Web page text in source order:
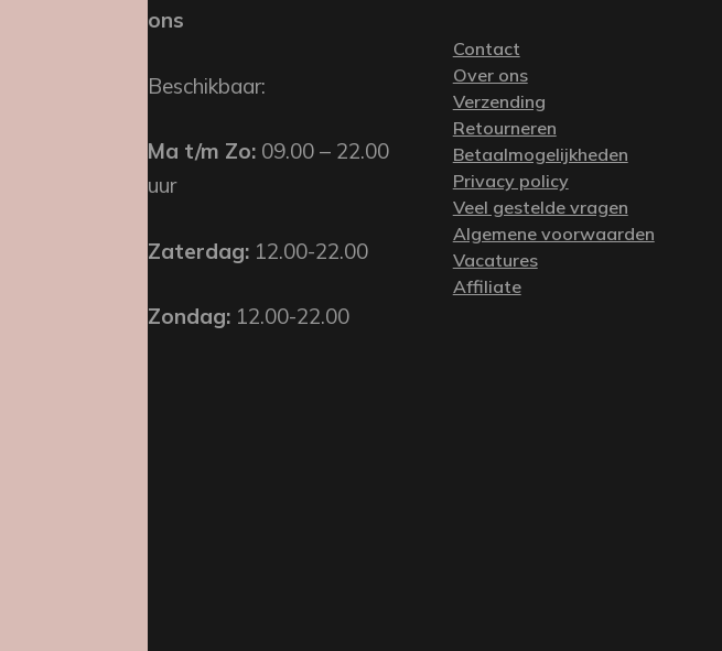
ons
Beschikbaar:
Ma t/m Zo: 09.00 – 22.00
uur
Zaterdag: 12.00-22.00
Zondag: 12.00-22.00
Contact
Over ons
Verzending
Retourneren
Betaalmogelijkheden
Privacy policy
Veel gestelde vragen
Algemene voorwaarden
Vacatures
Affiliate